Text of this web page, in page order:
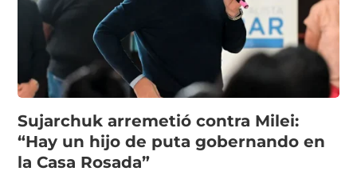
Sujarchuk arremetió contra Milei:
“Hay un hijo de puta gobernando en
la Casa Rosada”